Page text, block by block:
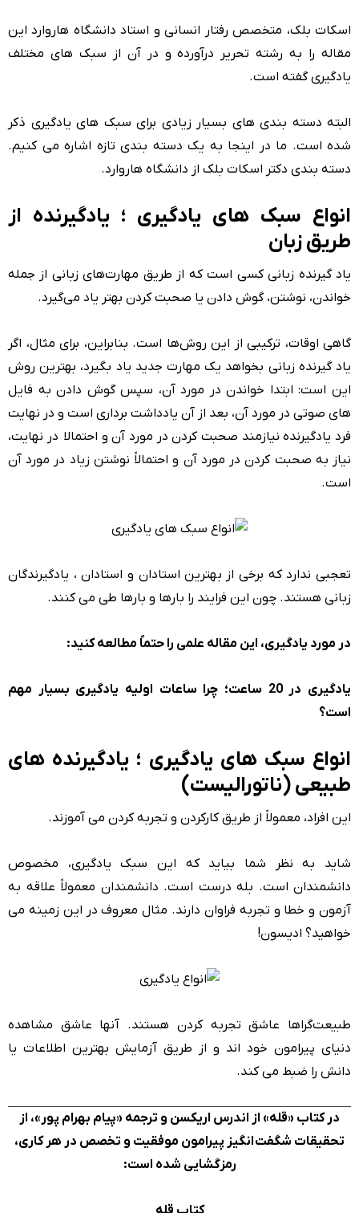
اسکات بلک، متخصص رفتار انسانی و استاد دانشگاه هاروارد این
مقاله را به رشته تحریر درآورده و در آن از سبک های مختلف
یادگیری گفته است.
البته دسته بندی های بسیار زیادی برای سبک های یادگیری ذکر
شده است. ما در اینجا به یک دسته بندی تازه اشاره می کنیم.
دسته بندی دکتر اسکات بلک از دانشگاه هاروارد.
انواع سبک های یادگیری ؛ یادگیرنده از
طریق زبان
یاد گیرنده زبانی کسی است که از طریق مهارت‌های زبانی از جمله
خواندن، نوشتن، گوش دادن یا صحبت کردن بهتر یاد می‌گیرد.
گاهی اوقات، ترکیبی از این روش‌ها است. بنابراین، برای مثال، اگر
یاد گیرنده زبانی بخواهد یک مهارت جدید یاد بگیرد، بهترین روش
این است: ابتدا خواندن در مورد آن، سپس گوش دادن به فایل
های صوتی در مورد آن، بعد از آن یادداشت برداری است و در نهایت
فرد یادگیرنده نیازمند صحبت کردن در مورد آن و احتمالا در نهایت،
نیاز به صحبت کردن در مورد آن و احتمالاً نوشتن زیاد در مورد آن
است.
تعجبی ندارد که برخی از بهترین استادان و استادان ، یادگیرندگان
زبانی هستند. چون این فرایند را بارها و بارها طی می کنند.
در مورد یادگیری، این مقاله علمی را حتماً مطالعه کنید:
یادگیری در 20 ساعت؛ چرا ساعات اولیه یادگیری بسیار مهم
است؟
انواع سبک های یادگیری ؛ یادگیرنده های
طبیعی (ناتورالیست)
این افراد، معمولاً از طریق کارکردن و تجربه کردن می آموزند.
شاید به نظر شما بیاید که این سبک یادگیری، مخصوص
دانشمندان است. بله درست است. دانشمندان معمولاً علاقه به
آزمون و خطا و تجربه فراوان دارند. مثال معروف در این زمینه می
خواهید؟ ادیسون!
طبیعت‌گراها عاشق تجربه کردن هستند. آنها عاشق مشاهده
دنیای پیرامون خود اند و از طریق آزمایش بهترین اطلاعات یا
دانش را ضبط می کند.
در کتاب «قله» از اندرس اریکسن و ترجمه «پیام بهرام پور»، از
تحقیقات شگفت انگیز پیرامون موفقیت و تخصص در هر کاری،
رمزگشایی شده است: